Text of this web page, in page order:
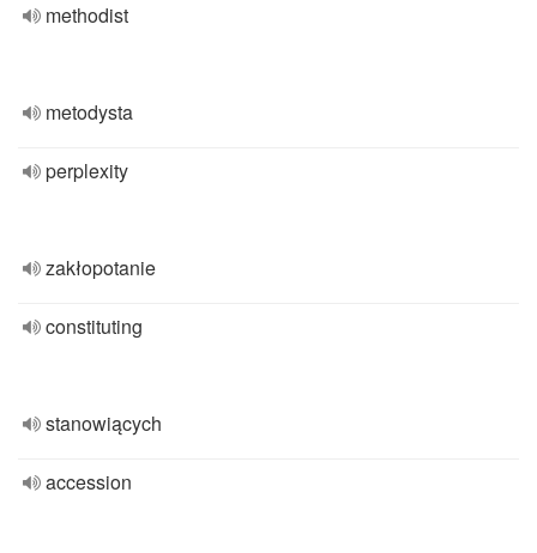
methodist
metodysta
perplexity
zakłopotanie
constituting
stanowiących
accession